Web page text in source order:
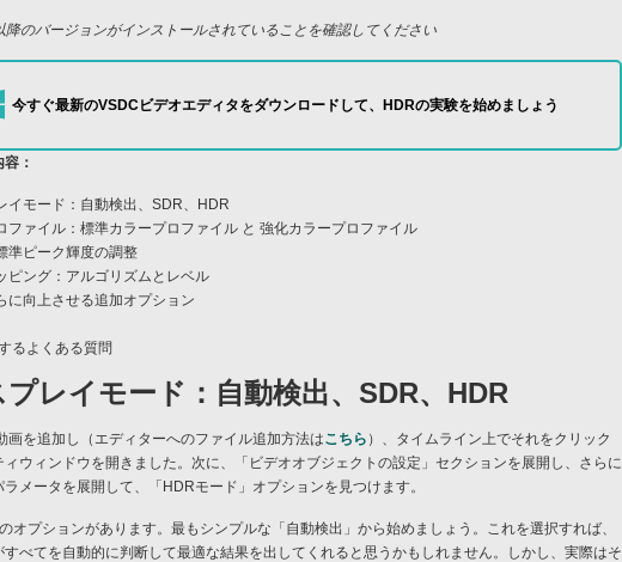
降のバージョンがインストールされていることを確認してください
今すぐ最新のVSDCビデオエディタをダウンロードして、HDRの実験を始めましょう
：
イモード：自動検出、SDR、HDR
ファイル：標準カラープロファイル と 強化カラープロファイル
準ピーク輝度の調整
ピング：アルゴリズムとレベル
に向上させる追加オプション
るよくある質問
レイモード：自動検出、SDR、HDR
画を追加し（エディターへのファイル追加方法はこちら ）、タイムライン上でそれをクリック
ィウィンドウを開きました。次に、「ビデオオブジェクトの設定」セクションを展開し、さらに
ラメータを展開して、「HDRモード」オプションを見つけます。
オプションがあります。最もシンプルな「自動検出」から始めましょう。これを選択すれば、
すべてを自動的に判断して最適な結果を出してくれると思うかもしれません。しかし、実際はそ